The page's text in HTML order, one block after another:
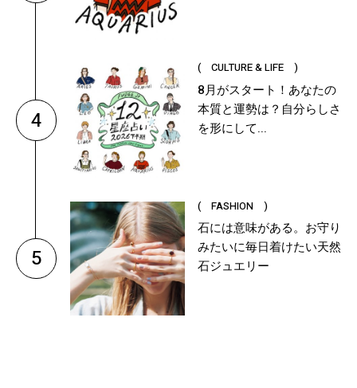
4
( CULTURE & LIFE )
8月がスタート！あなたの
本質と運勢は？自分らしさ
を形にして...
5
( FASHION )
石には意味がある。お守り
みたいに毎日着けたい天然
石ジュエリー